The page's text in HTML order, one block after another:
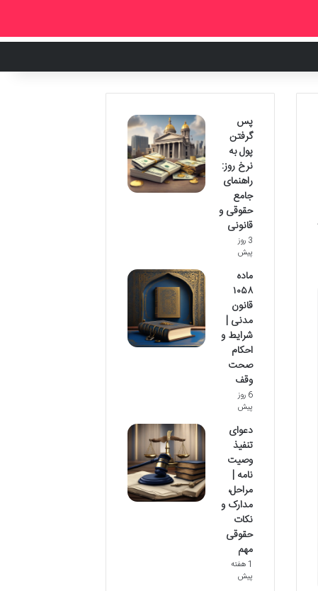
پس
گرفتن
پول به
نرخ روز:
راهنمای
جامع
حقوقی و
قانونی
3 روز
پیش
ماده
۱۰۵۸
قانون
مدنی |
شرایط و
احکام
صحت
وقف
6 روز
پیش
دعوای
تنفیذ
وصیت
نامه |
مراحل،
مدارک و
نکات
حقوقی
مهم
1 هفته
پیش